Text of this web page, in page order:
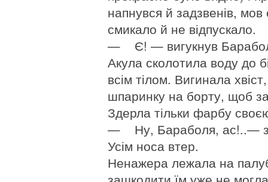
напнувся й задзвенів,
смикало й не відпускало.
— Є! — вигукнув
Акула сколотила воду до
всім тілом. Вигинала
шпаринку на борту, щоб
Здерла тільки фарбу
— Ну, Бараболя, ас!..—
Усім носа втер.
Ненажера лежала на